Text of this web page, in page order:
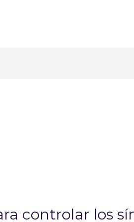
controlar los